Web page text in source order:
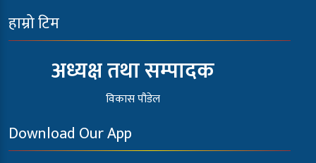
हाम्रो टिम
अध्यक्ष तथा सम्पादक
विकास पौडेल
Download Our App